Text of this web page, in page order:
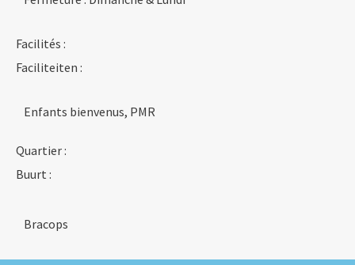
Facilités :
Faciliteiten :
Enfants bienvenus, PMR
Quartier :
Buurt :
Bracops